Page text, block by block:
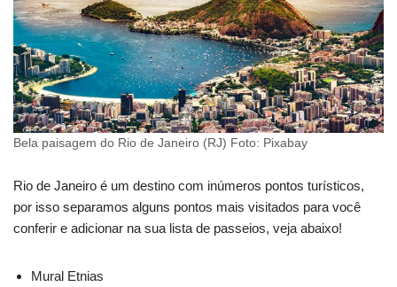
Bela paisagem do Rio de Janeiro (RJ) Foto: Pixabay
Rio de Janeiro é um destino com inúmeros pontos turísticos,
por isso separamos alguns pontos mais visitados para você
conferir e adicionar na sua lista de passeios, veja abaixo!
Mural Etnias